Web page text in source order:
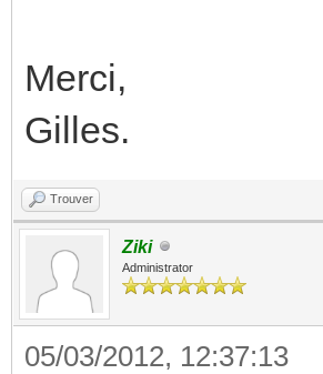
Merci,
Gilles.
Trouver
Ziki
Administrator
05/03/2012, 12:37:13